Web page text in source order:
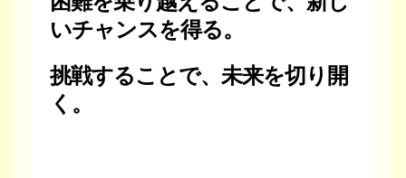
いチャンスを得る。
挑戦することで、未来を切り開
く。